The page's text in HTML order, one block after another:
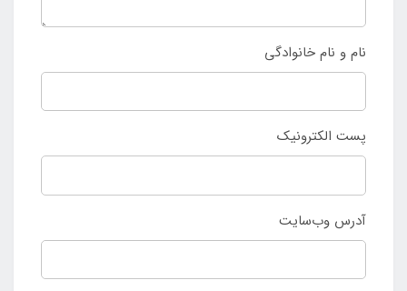
نام و نام خانوادگی
پست الکترونیک
آدرس وب‌سایت